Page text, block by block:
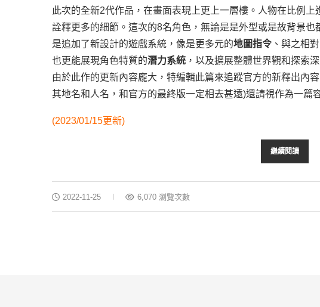
此次的全新2代作品，在畫面表現上更上一層樓。人物在比例
詮釋更多的細節。這次的8名角色，無論是是外型或是故背景
是追加了新設計的遊戲系統，像是更多元的地圖指令 、與之相
也更能展現角色特質的潛力系統 ，以及擴展整體世界觀和探索
由於此作的更新內容龐大，特編輯此篇來追蹤官方的新釋出內
其地名和人名，和官方的最終版一定相去甚遠)還請視作為一篇
(2023/01/15更新)
繼續閱讀
2022-11-25 6,070 瀏覽次數